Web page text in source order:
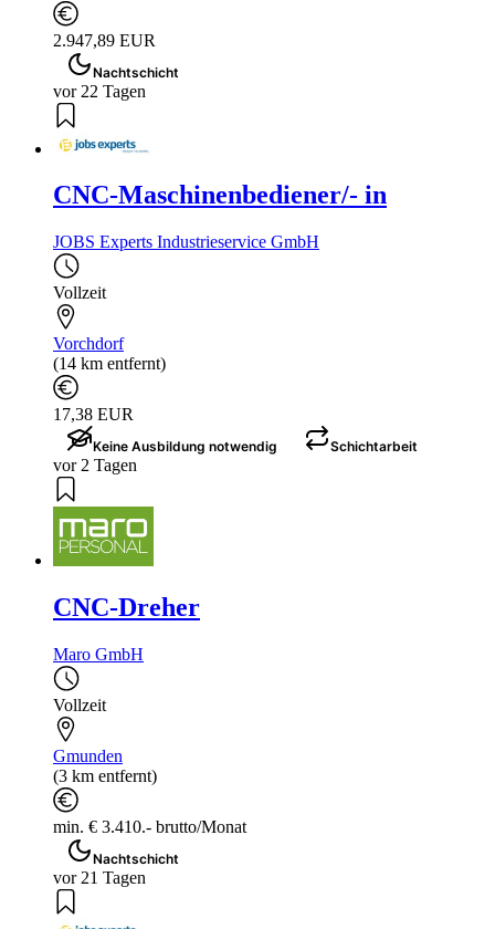
2.947,89 EUR
Nachtschicht
vor 22 Tagen
CNC-Maschinenbediener/- in
JOBS Experts Industrieservice GmbH
Vollzeit
Vorchdorf
(14 km entfernt)
17,38 EUR
Keine Ausbildung notwendig Schichtarbeit
vor 2 Tagen
CNC-Dreher
Maro GmbH
Vollzeit
Gmunden
(3 km entfernt)
min. € 3.410.- brutto/Monat
Nachtschicht
vor 21 Tagen